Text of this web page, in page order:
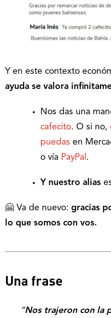
Y en este contexto
ayuda se valora
Nos das una
cafecito. O si no,
puedas en
o vía PayPal .
Y nuestro alias
🤗 Va de nuevo: gracias
lo que somos con vos.
Una frase
“Nos trajeron con la